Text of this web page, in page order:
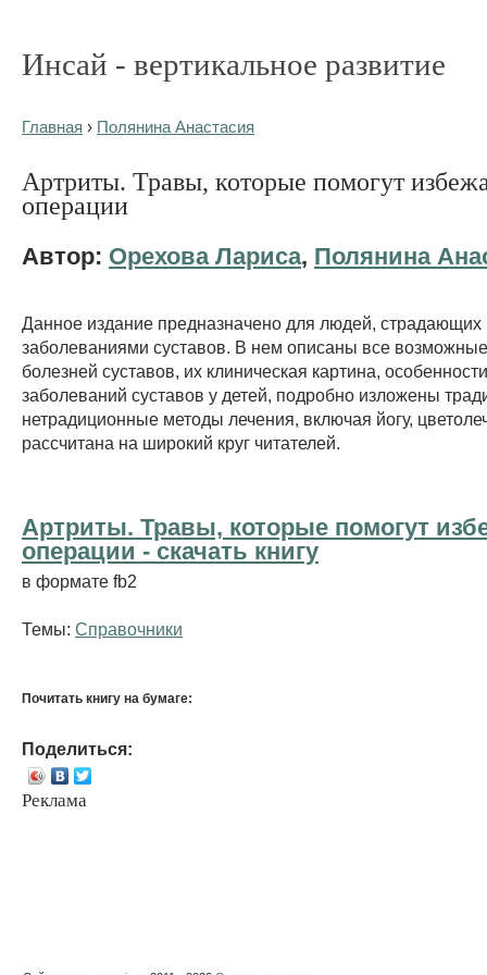
Инсай - вертикальное развитие
Главная › Полянина Анастасия
Артриты. Травы, которые помогут
операции
Автор: Орехова Лариса, Полянина
Данное издание предназначено для людей, страдающих
заболеваниями суставов. В нем описаны все
болезней суставов, их клиническая картина,
заболеваний суставов у детей, подробно изложены
нетрадиционные методы лечения, включая йогу,
рассчитана на широкий круг читателей.
Артриты. Травы, которые помогут
операции - cкачать книгу
в формате fb2
Темы: Справочники
Почитать книгу на бумаге:
Поделиться:
Реклама